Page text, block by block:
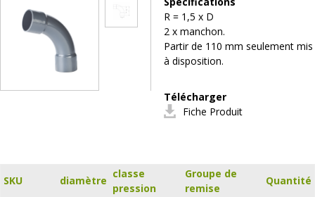
R = 1,5 x D
2 x manchon.
Partir de 110 mm seulement mis
à disposition.
Télécharger
Fiche Produit
SKU diamètre
classe
pression
Groupe de
remise
Quantité